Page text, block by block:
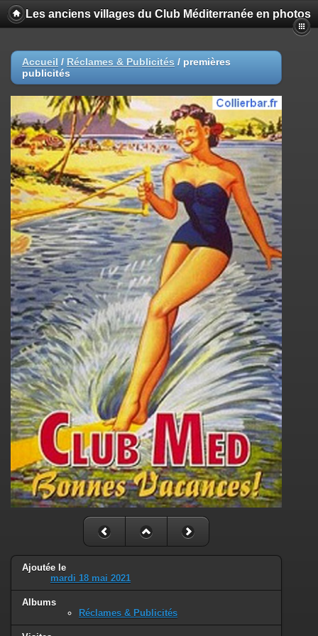
Les anciens villages du Club Méditerranée en photos
Accueil / Réclames & Publicités / premières
publicités
Ajoutée le
mardi 18 mai 2021
Albums
Réclames & Publicités